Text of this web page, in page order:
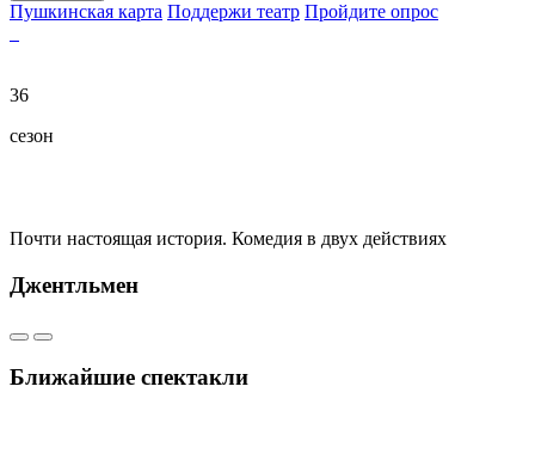
Пушкинская карта Поддержи театр Пройдите опрос
36
сезон
Почти настоящая история. Комедия в двух действиях
Джентльмен
Ближайшие спектакли